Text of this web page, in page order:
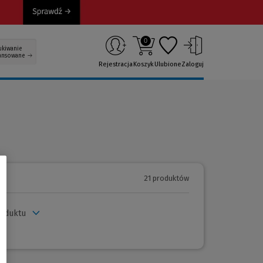
Rejestracja
0
KoszykUlubioneZaloguj
21 produktów